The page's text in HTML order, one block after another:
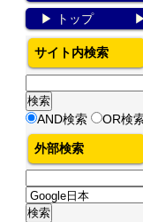
▶
トップ▶
サイト内検索
AND検索 OR検
外部検索